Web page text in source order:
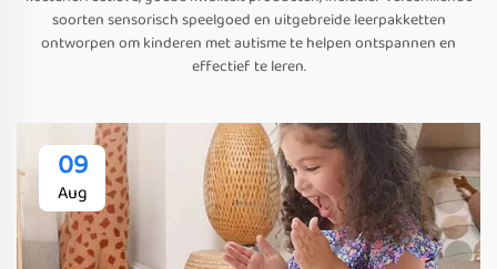
soorten sensorisch speelgoed en uitgebreide leerpakketten
ontworpen om kinderen met autisme te helpen ontspannen en
effectief te leren.
09
Aug